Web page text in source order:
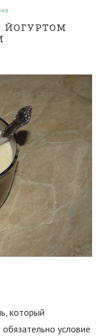
ЙОГУРТОМ
который
условие